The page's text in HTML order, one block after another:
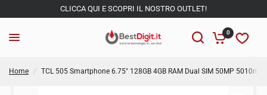
CLICCA QUI E SCOPRI IL NOSTRO OUTLET!
0
Home / TCL 505 Smartphone 6.75" 128GB 4GB RAM Dual SIM 50MP